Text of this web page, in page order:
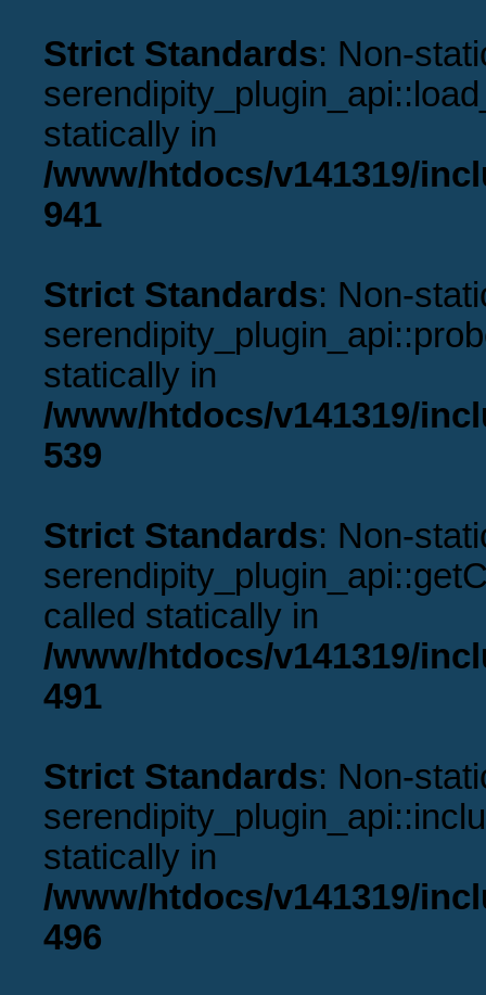
Strict Standards: Non-
statically in
/www/htdocs/v141319/
941
Strict Standards: Non-
statically in
/www/htdocs/v141319/
539
Strict Standards: Non-
called statically in
/www/htdocs/v141319/
491
Strict Standards: Non-
statically in
/www/htdocs/v141319/
496